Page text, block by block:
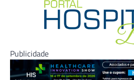
Publicidade